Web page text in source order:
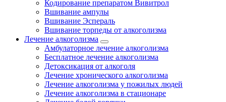
Кодирование препаратом Вивитрол
Вшивание ампулы
Вшивание Эспераль
Вшивание торпеды от алкоголизма
Лечение алкоголизма
Амбулаторное лечение алкоголизма
Бесплатное лечение алкоголизма
Детоксикация от алкоголя
Лечение хронического алкоголизма
Лечение алкоголизма у пожилых людей
Лечение алкоголизма в стационаре